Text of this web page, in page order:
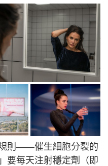
則——催生細胞分裂的
要每天注射穩定劑（即